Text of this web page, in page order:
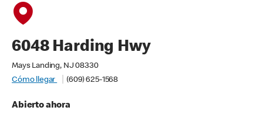
6048 Harding Hwy
Mays Landing, NJ 08330
Cómo llegar
(609) 625-1568
Abierto ahora